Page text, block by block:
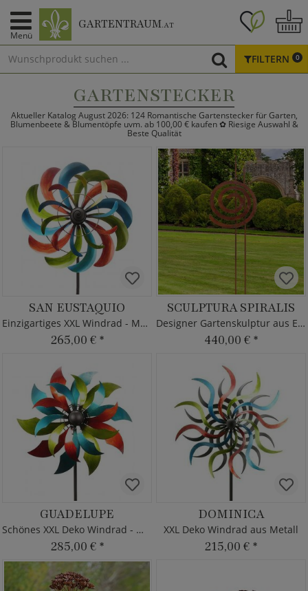
Menü
GARTENTRAUM.AT
FILTERN 0
GARTENSTECKER
Aktueller Katalog August 2026: 124 Romantische Gartenstecker für Garten,
Blumenbeete & Blumentöpfe uvm. ab 100,00 € kaufen ✿ Riesige Auswahl &
Beste Qualität
SAN EUSTAQUIO
Einzigartiges XXL Windrad - Metall
265,00 € *
SCULPTURA SPIRALIS
Designer Gartenskulptur aus Eisen
440,00 € *
GUADELUPE
Schönes XXL Deko Windrad - Metall
285,00 € *
DOMINICA
XXL Deko Windrad aus Metall
215,00 € *